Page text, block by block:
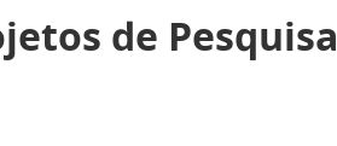
de Pesquisa